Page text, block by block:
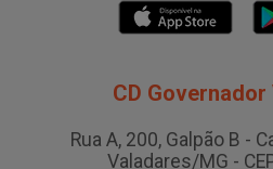
CD
Rua A, 200, Galpão B -
Valadares/MG -